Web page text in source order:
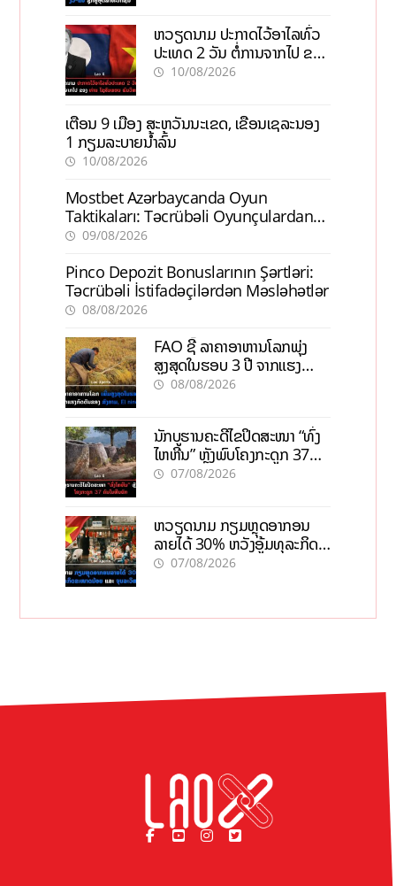
ຫວຽດນາມ ປະກາດໄວ້ອາໄລທົ່ວ
ປະເທດ 2 ວັນ ຕໍ່ການຈາກໄປ ຂອງ
ທ່ານ ໄຊສົມພອນ ພົມວິຫານ
10/08/2026
ເຕືອນ 9 ເມືອງ ສະຫວັນນະເຂດ, ເຂື່ອນເຊລະນອງ
1 ກຽມລະບາຍນ້ຳລົ້ນ
10/08/2026
Mostbet Azərbaycanda Oyun
Taktikaları: Təcrübəli Oyunçulardan
İpuçları
09/08/2026
Pinco Depozit Bonuslarının Şərtləri:
Təcrübəli İstifadəçilərdən Məsləhətlər
08/08/2026
FAO ຊີ້ ລາຄາອາຫານໂລກພຸ່ງ
ສູງສຸດໃນຮອບ 3 ປີ ຈາກແຮງ
ກົດດັນຂອງສົງຄາມ, El nino
08/08/2026
ນັກບູຮານຄະດີໄຂປິດສະໜາ “ທົ່ງ
ໄຫຫີນ” ຫຼັງພົບໂຄງກະດູກ 37
ຄົນໃນຫີນຍັກ
07/08/2026
ຫວຽດນາມ ກຽມຫຼຸດອາກອນ
ລາຍໄດ້ 30% ຫວັງອູ້ມທຸລະກິດ
ຂະໜາດນ້ອຍ ແລະ ຈຸນລະ
07/08/2026